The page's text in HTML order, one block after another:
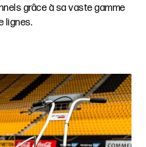
grâce à sa vaste gamme
lignes.